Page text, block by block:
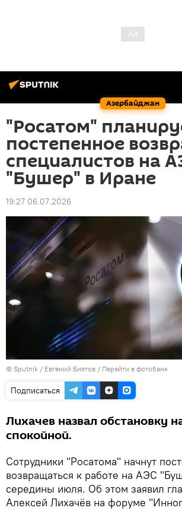
Азербайджан
"Росатом"
постепенное
специалистов на
"Бушер" в Иране
19:27 06.07.2026
© Sputnik / Евгений Биятов / Перейти в фотобанк
Подписаться
Лихачев назвал обстановку
спокойной.
Сотрудники "Росатома" начнут
возвращаться к работе на АЭС
середины июля. Об этом заявил
Алексей Лихачёв на форуме